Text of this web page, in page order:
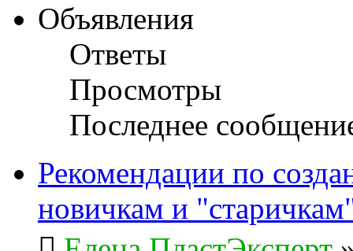
Объявления
Ответы
Просмотры
Последнее
Рекомендации по
новичкам и